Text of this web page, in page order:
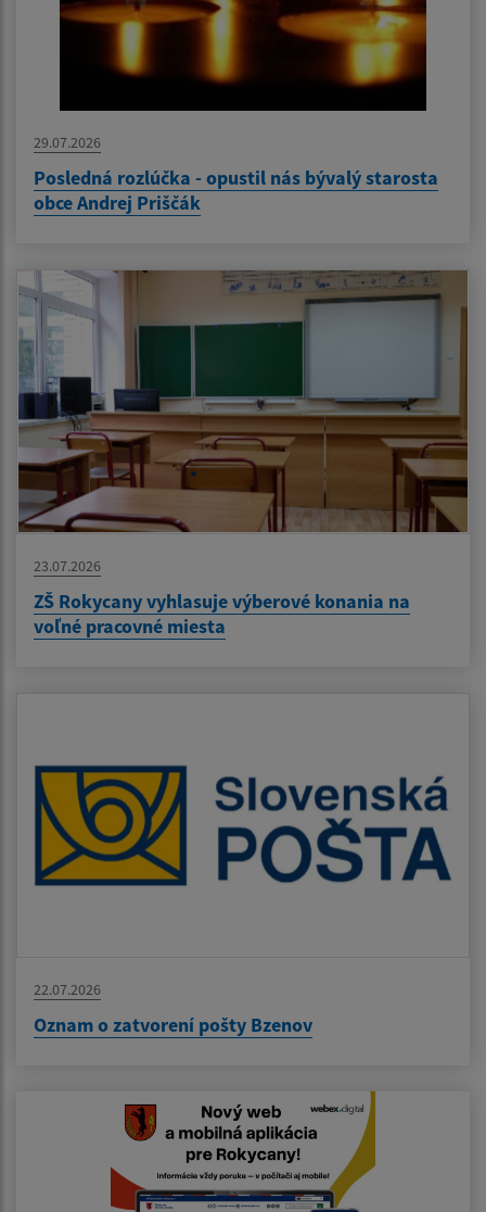
29.07.2026
Posledná rozlúčka - opustil nás bývalý starosta
obce Andrej Priščák
23.07.2026
ZŠ Rokycany vyhlasuje výberové konania na
voľné pracovné miesta
22.07.2026
Oznam o zatvorení pošty Bzenov